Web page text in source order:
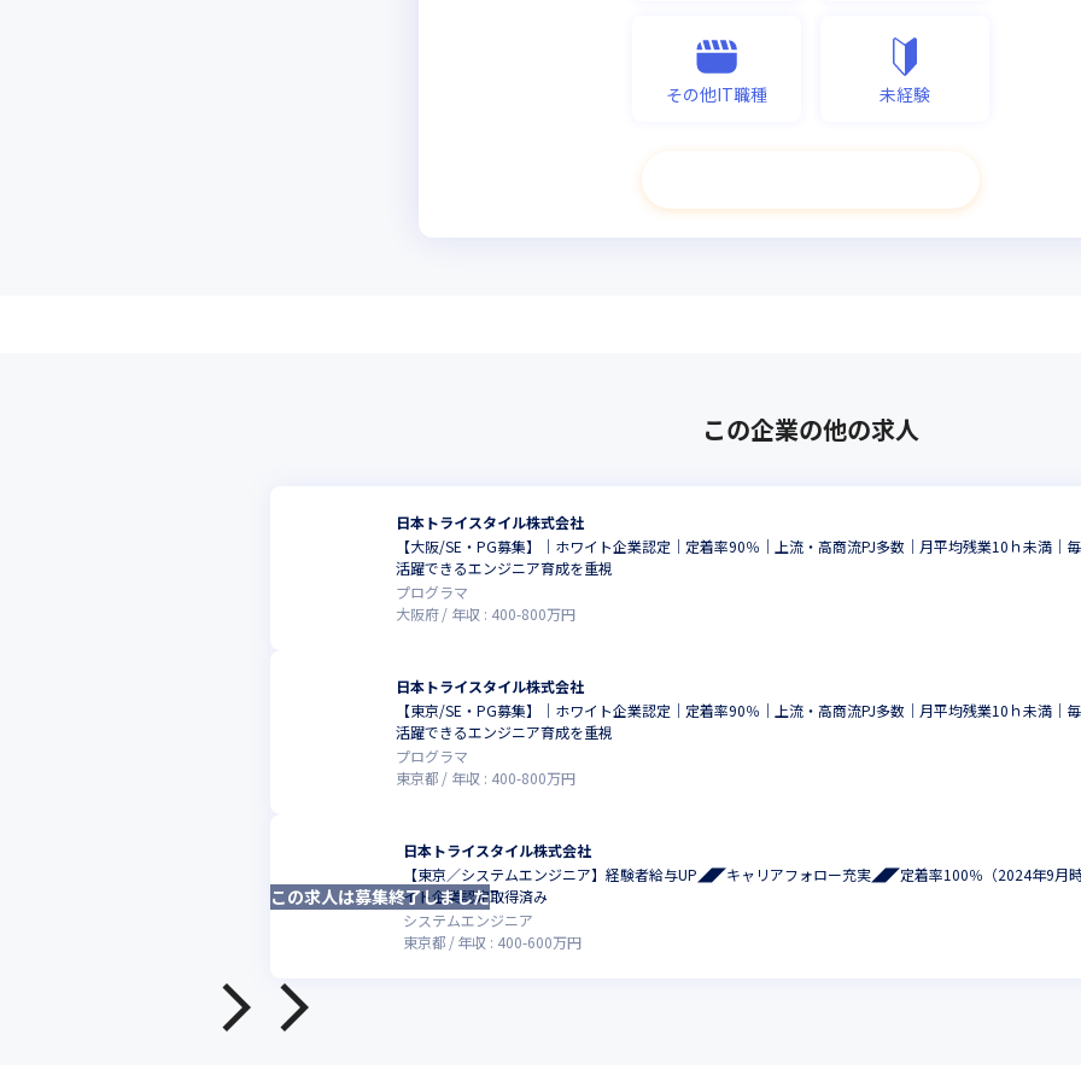
その他IT職種 未経験
この企業の他の求人
日本トライスタイル株式会社
【大阪/SE・PG募集】｜ホワイト企業認定｜定着率90％｜上流・高商流PJ多数｜月平均残業10ｈ未満｜
活躍できるエンジニア育成を重視
プログラマ
大阪府
年収 : 400-800万円
日本トライスタイル株式会社
【東京/SE・PG募集】｜ホワイト企業認定｜定着率90％｜上流・高商流PJ多数｜月平均残業10ｈ未満｜
活躍できるエンジニア育成を重視
プログラマ
東京都
年収 : 400-800万円
日本トライスタイル株式会社
【東京／システムエンジニア】経験者給与UP◢◤キャリアフォロー充実◢◤定着率100％（2024年9
イト企業認定取得済み
システムエンジニア
東京都
年収 : 400-600万円
この求人は募集終了しました